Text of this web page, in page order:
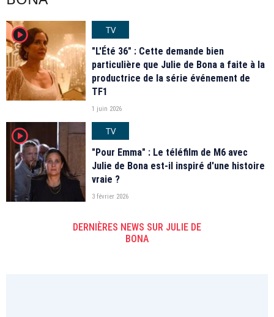
player2
TV
"L'Été 36" : Cette demande bien
particulière que Julie de Bona a faite à la
productrice de la série événement de
TF1
1 juin 2026
player2
TV
"Pour Emma" : Le téléfilm de M6 avec
Julie de Bona est-il inspiré d'une histoire
vraie ?
3 février 2026
DERNIÈRES NEWS SUR JULIE DE
BONA